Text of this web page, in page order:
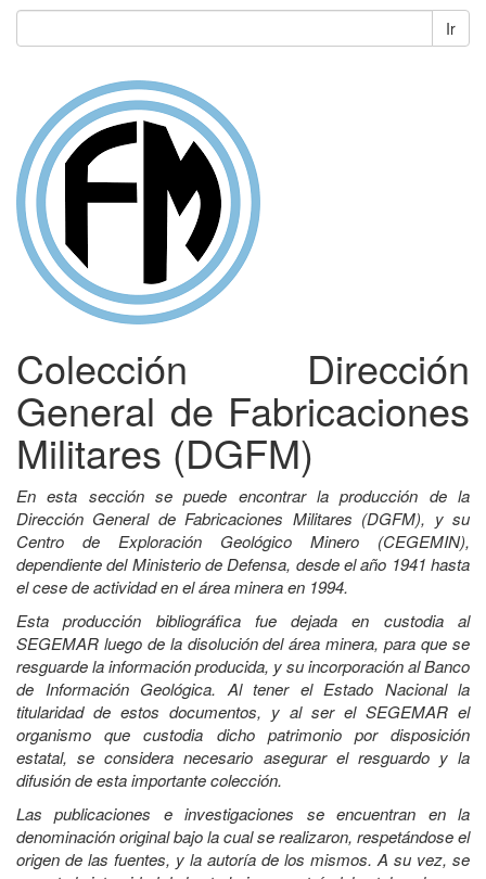
Ir
Colección Dirección
General de Fabricaciones
Militares (DGFM)
En esta sección se puede encontrar la producción de la
Dirección General de Fabricaciones Militares (DGFM), y su
Centro de Exploración Geológico Minero (CEGEMIN),
dependiente del Ministerio de Defensa, desde el año 1941 hasta
el cese de actividad en el área minera en 1994.
Esta producción bibliográfica fue dejada en custodia al
SEGEMAR luego de la disolución del área minera, para que se
resguarde la información producida, y su incorporación al Banco
de Información Geológica. Al tener el Estado Nacional la
titularidad de estos documentos, y al ser el SEGEMAR el
organismo que custodia dicho patrimonio por disposición
estatal, se considera necesario asegurar el resguardo y la
difusión de esta importante colección.
Las publicaciones e investigaciones se encuentran en la
denominación original bajo la cual se realizaron, respetándose el
origen de las fuentes, y la autoría de los mismos. A su vez, se